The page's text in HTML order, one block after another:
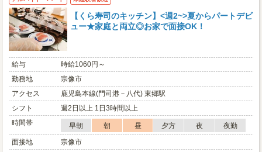
【くら寿司のキッチン】<週2~>夏からパートデビ
ュー★家庭と両立◎お家で面接OK！
給与
時給1060円～
勤務地
宗像市
アクセス
鹿児島本線(門司港－八代) 東郷駅
シフト
週2日以上 1日3時間以上
時間帯
早朝 朝 昼 夕方 夜
夜勤
面接地
宗像市